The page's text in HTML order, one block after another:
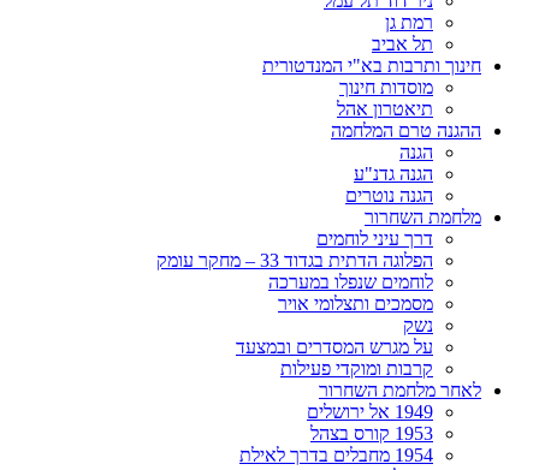
רמת גן
תל אביב
חינוך ותרבות בא"י המנדטורית
מוסדות חינוך
תיאטרון אהל
ההגנה טרם המלחמה
הגנה
הגנה גדנ"ע
הגנה נוטרים
מלחמת השחרור
דרך עיני לוחמים
הפלוגה הדתית בגדוד 33 – מחקר עומק
לוחמים שנפלו במערכה
מסמכים ותצלומי אויר
נשק
על מגרש המסדרים ובמצעד
קרבות ומוקדי פעילות
לאחר מלחמת השחרור
1949 אל ירושלים
1953 קורס בצהל
1954 מחבלים בדרך לאילת